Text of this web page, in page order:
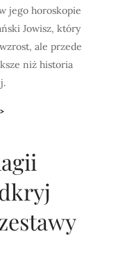
jego horoskopie
Jowisz, który
ale przede
niż historia